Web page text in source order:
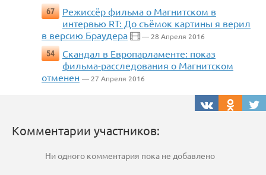
67
Режиссёр фильма о Магнитском в
интервью RT: До съёмок картины я верил
в версию Браудера
— 28 Апреля 2016
54
Скандал в Европарламенте: показ
фильма-расследования о Магнитском
отменен — 27 Апреля 2016
Комментарии участников:
Ни одного комментария пока не добавлено